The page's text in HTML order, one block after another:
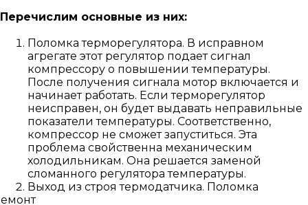
Перечислим основные из них:
Поломка терморегулятора. В исправном
агрегате этот регулятор подает сигнал
компрессору о повышении температуры.
После получения сигнала мотор включается и
начинает работать. Если терморегулятор
неисправен, он будет выдавать неправильные
показатели температуры. Соответственно,
компрессор не сможет запуститься. Эта
проблема свойственна механическим
холодильникам. Она решается заменой
сломанного регулятора температуры.
Выход из строя термодатчика. Поломка